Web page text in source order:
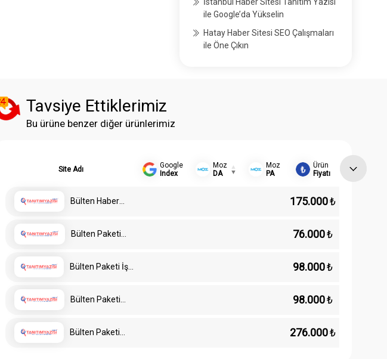
ile Google’da Yükselin
Hatay Haber Sitesi SEO Çalışmaları
ile Öne Çıkın
Tavsiye Ettiklerimiz
Bu ürüne benzer diğer ürünlerimiz
Site Adı
Google
Index
Moz
DA
Moz
PA
Ürün
Fiyatı
Bülten Haber
175.000₺
Bülten Paketi
76.000₺
Bülten Paketi İş
98.000₺
Bülten Paketi
98.000₺
Bülten Paketi
276.000₺